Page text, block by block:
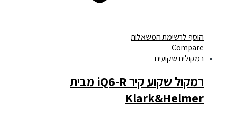
הוסף לרשימת המשאלות
Compare
רמקולים שקועים
רמקול שקוע קיר iQ6-R מבית
Klark&Helmer